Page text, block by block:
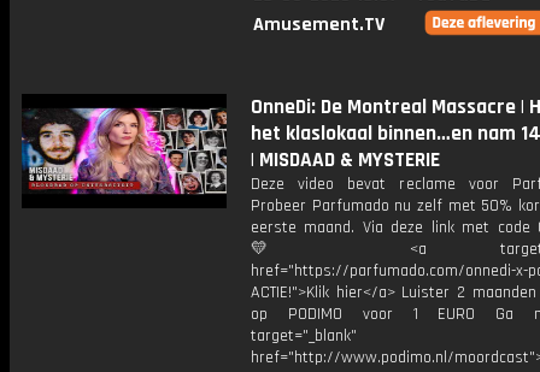
Amusement.TV
OnneDi: De Montreal Massacre |
het klaslokaal binnen…en nam
| MISDAAD & MYSTERIE
Deze video bevat reclame voor
Probeer Parfumado nu zelf met 50%
eerste maand. Via deze link met code
💛 <a
href="https://parfumado.com/onnedi-x-
ACTIE!">Klik hier</a> Luister 2
op PODIMO voor 1 EURO Ga
target="_blank"
href="http://www.podimo.nl/